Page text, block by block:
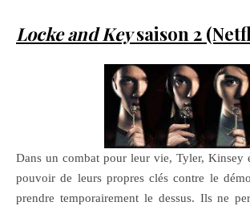
Locke and Keysaison 2
Dans un combat pour leur vie, Tyler, Kinsey
pouvoir de leurs propres clés contre le
prendre temporairement le dessus. Ils ne